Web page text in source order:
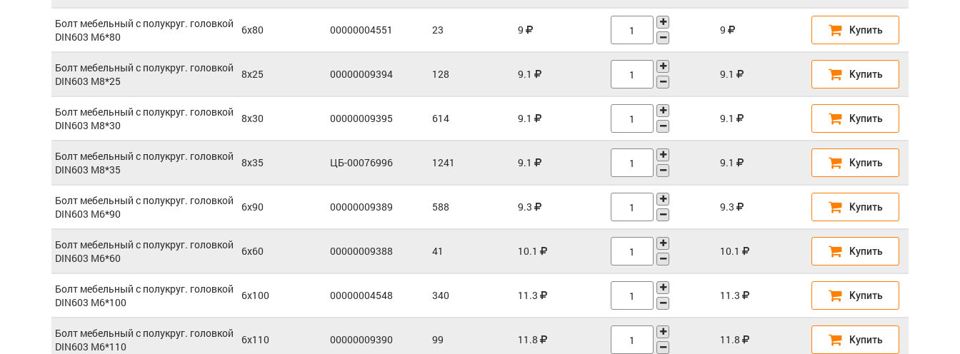
Болт мебельный с полукруг. головкой
DIN603 М6*80
6x80 00000004551 23 9
Болт мебельный с полукруг. головкой
DIN603 М8*25
8x25 00000009394 128 9.1
Болт мебельный с полукруг. головкой
DIN603 М8*30
8x30 00000009395 614 9.1
Болт мебельный с полукруг. головкой
DIN603 М8*35
8х35 ЦБ-00076996 1241 9.1
Болт мебельный с полукруг. головкой
DIN603 М6*90
6x90 00000009389 588 9.3
Болт мебельный с полукруг. головкой
DIN603 М6*60
6x60 00000009388 41 10.1
Болт мебельный с полукруг. головкой
DIN603 М6*100
6x100 00000004548 340 11.3
Болт мебельный с полукруг. головкой
DIN603 М6*110
6x110 00000009390 99 11.8